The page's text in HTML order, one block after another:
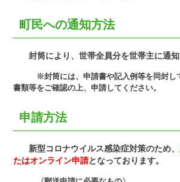
町民への通知方法
封筒により、世帯全員分を世帯主に通知
※封筒には、申請書や記入例等を同封し
書類等をご確認の上、申請してください。
申請方法
新型コロナウイルス感染症対策のため、
たはオンライン申請となっております。